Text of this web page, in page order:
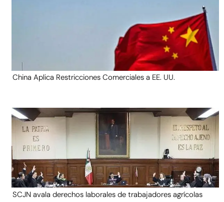
China Aplica Restricciones Comerciales a EE. UU.
SCJN avala derechos laborales de trabajadores agrícolas